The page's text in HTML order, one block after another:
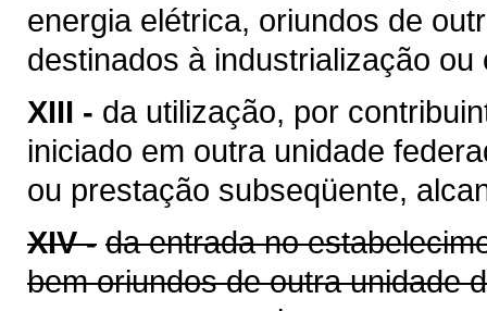
energia elétrica, oriundos de
destinados à industrialização
XIII - da utilização, por
iniciado em outra unidade
ou prestação subseqüente,
XIV - da entrada no
bem oriundos de outra unidade